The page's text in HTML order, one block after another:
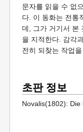
문자를 읽을 수 없
다. 이 동화는 전통
데, 그가 거기서 본
을 지적한다. 감각
전히 되찾는 작업
초판 정보
Novalis(1802):